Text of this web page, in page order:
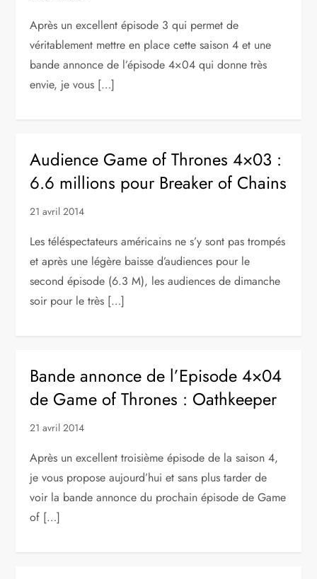
Après un excellent épisode 3 qui permet de
véritablement mettre en place cette saison 4 et une
bande annonce de l’épisode 4×04 qui donne très
envie, je vous […]
Audience Game of Thrones 4×03 :
6.6 millions pour Breaker of Chains
21 avril 2014
Les téléspectateurs américains ne s’y sont pas trompés
et après une légère baisse d’audiences pour le
second épisode (6.3 M), les audiences de dimanche
soir pour le très […]
Bande annonce de l’Episode 4×04
de Game of Thrones : Oathkeeper
21 avril 2014
Après un excellent troisième épisode de la saison 4,
je vous propose aujourd’hui et sans plus tarder de
voir la bande annonce du prochain épisode de Game
of […]